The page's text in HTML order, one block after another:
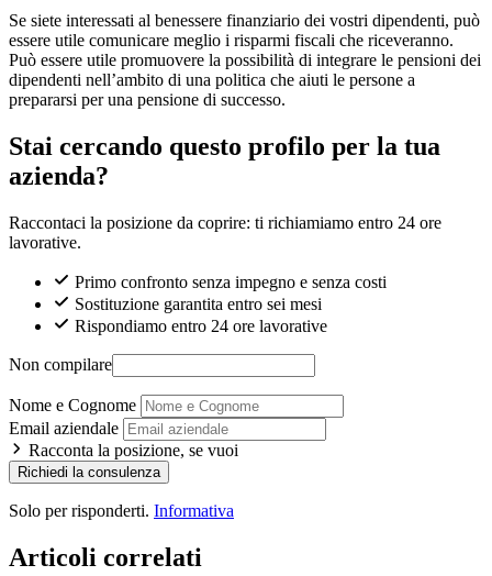
Se siete interessati al benessere finanziario dei vostri dipendenti, può
essere utile comunicare meglio i risparmi fiscali che riceveranno.
Può essere utile promuovere la possibilità di integrare le pensioni dei
dipendenti nell’ambito di una politica che aiuti le persone a
prepararsi per una pensione di successo.
Stai cercando questo profilo per la tua
azienda?
Raccontaci la posizione da coprire: ti richiamiamo entro 24 ore
lavorative.
Primo confronto senza impegno e senza costi
Sostituzione garantita entro sei mesi
Rispondiamo entro 24 ore lavorative
Non compilare
Nome e Cognome
Email aziendale
Racconta la posizione, se vuoi
Richiedi la consulenza
Solo per risponderti. Informativa
Articoli correlati